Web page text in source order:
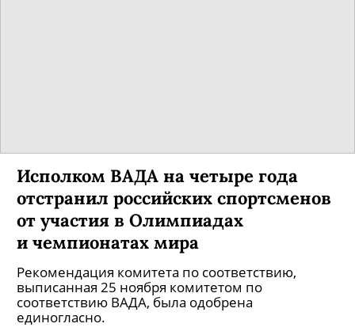
Исполком ВАДА на четыре года
отстранил российских спортсменов
от участия в Олимпиадах
и чемпионатах мира
Рекомендация комитета по соответствию,
выписанная 25 ноября комитетом по
соответствию ВАДА, была одобрена
единогласно.